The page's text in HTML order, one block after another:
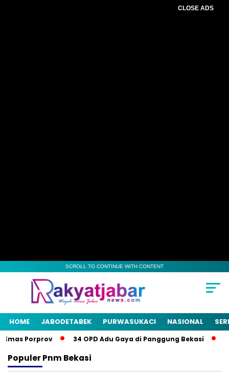
CLOSE ADS
SCROLL TO CONTINUE WITH CONTENT
HOME JABODETABEK PURWASUKACI NASIONAL
Porprov 34 OPD Adu Gaya di Panggung Bekasi
PopulerPnm Bekasi